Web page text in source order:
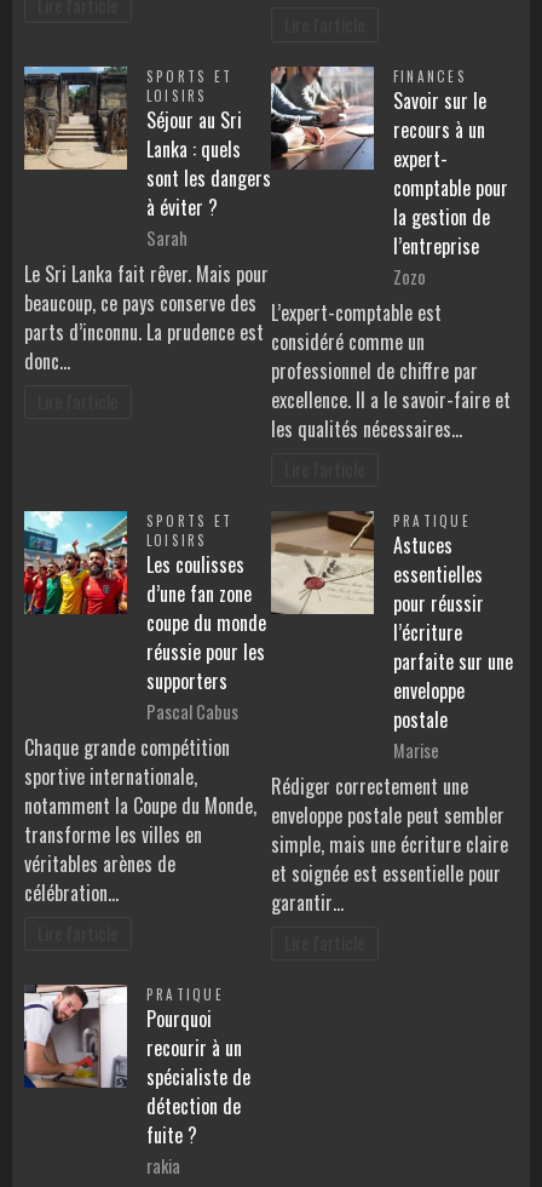
SPORTS ET
LOISIRS
Séjour au Sri
Lanka : quels
sont les dangers
à éviter ?
Sarah
Le Sri Lanka fait rêver. Mais pour
beaucoup, ce pays conserve des
parts d’inconnu. La prudence est
donc…
FINANCES
Savoir sur le
recours à un
expert-
comptable pour
la gestion de
l’entreprise
Zozo
L’expert-comptable est
considéré comme un
professionnel de chiffre par
excellence. Il a le savoir-faire et
les qualités nécessaires…
SPORTS ET
LOISIRS
Les coulisses
d’une fan zone
coupe du monde
réussie pour les
supporters
Pascal Cabus
Chaque grande compétition
sportive internationale,
notamment la Coupe du Monde,
transforme les villes en
véritables arènes de
célébration…
PRATIQUE
Astuces
essentielles
pour réussir
l’écriture
parfaite sur une
enveloppe
postale
Marise
Rédiger correctement une
enveloppe postale peut sembler
simple, mais une écriture claire
et soignée est essentielle pour
garantir…
PRATIQUE
Pourquoi
recourir à un
spécialiste de
détection de
fuite ?
rakia